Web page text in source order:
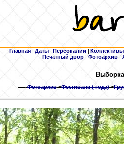
Главная | Даты | Персоналии | Коллективы
Печатный двор |Фотоархив |
Фотоархив>Фестивали ( года)>